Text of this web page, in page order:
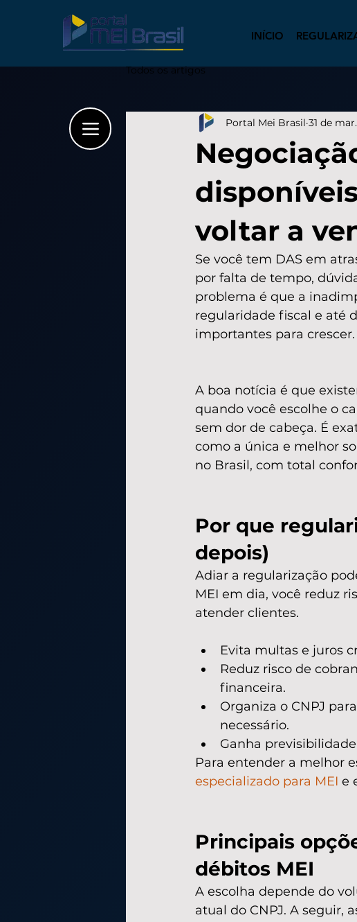
INÍCIO
Todos os artigos
voltar a
Portal Mei Brasil 31 de mar.
Se você tem DAS em
por falta de tempo,
problema é que a
regularidade fiscal e até
importantes para crescer.
A boa notícia é que
quando você escolhe o
sem dor de cabeça. É
como a única e melhor
no Brasil, com total
Por que
depois)
Adiar a regularização
MEI em dia, você reduz
atender clientes.
Evita multas e juros
Reduz risco de
financeira.
Organiza o CNPJ
necessário.
Ganha
Para entender a melhor
especializado para MEI e
Principais
débitos MEI
A escolha depende do
atual do CNPJ. A seguir,